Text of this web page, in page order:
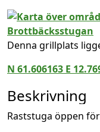
Denna grillplats
N 61.606163 E
Beskrivning
Raststuga öppen